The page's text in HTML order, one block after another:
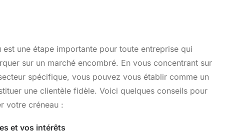
est une étape importante pour toute entreprise qui
sur un marché encombré. En vous concentrant sur
spécifique, vous pouvez vous établir comme un
une clientèle fidèle. Voici quelques conseils pour
votre créneau :
et vos intérêts